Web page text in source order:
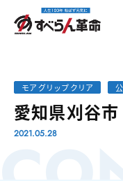
モア グリップ クリア
愛知県刈谷
2021.05.28